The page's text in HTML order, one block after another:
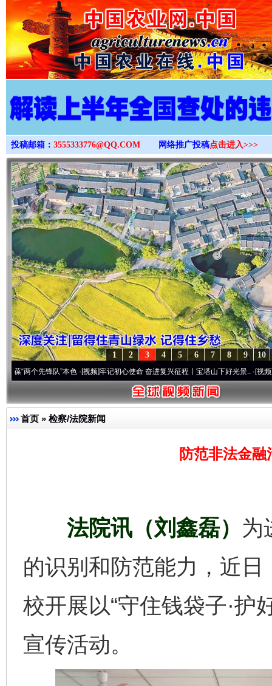
>
投稿邮箱： 3555333776@QQ.COM 网络推广投稿点击进入>>>
10
9
8
7
6
5
4
3
2
1
锋队”本色·[视频]牢记初心使命 奋进复兴征程丨宝塔山下好光景..·[视频]因党而生
首页 » 检察/法院新闻
防范非法金
法院讯（刘鑫磊） 为
的识别和防范能力，近
校开展以“守住钱袋子·护
宣传活动。